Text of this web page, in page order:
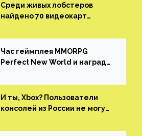
Среди живых лобстеров
найдено 70 видеокарт
китайской таможни
Час геймплея MMORPG
Perfect New World и награды
И ты, Xbox? Пользователи
консолей из России не могут